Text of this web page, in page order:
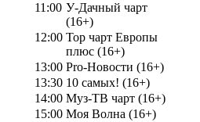
11:00 У-Дачный чарт
(16+)
12:00 Top чарт Европы
плюс (16+)
13:00 Pro-Новости (16+)
13:30 10 самых! (16+)
14:00 Муз-ТВ чарт (16+)
15:00 Моя Волна (16+)